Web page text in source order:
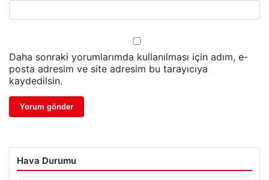
Daha sonraki yorumlarımda kullanılması için adım, e-
posta adresim ve site adresim bu tarayıcıya
kaydedilsin.
Hava Durumu